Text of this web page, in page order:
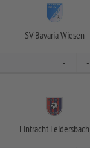
SV Bavaria Wiesen
- -
Eintracht Leidersbach